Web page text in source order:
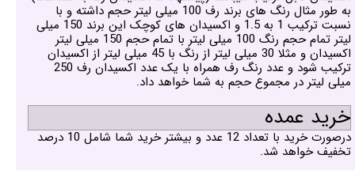
به طور مثال رنگ های برند رف 100 میلی لیتر حجم داشته و با
نسبت ترکیب 1 به 1.5 و اکسیدان های کوچک این برند 150 میلی
لیتر تمام حجم رنگ 100 میلی لیتر با تمام حجم 150 میلی لیتر
اکسیدان و مثلا 30 میلی لیتر از رنگ با 45 میلی لیتر از اکسیدان
ترکیب شود و عدد رنگ رف همراه با یک عدد اکسیدان رف 250
میلی لیتر در مجموع حجم به شما خواهد داد.
خرید عمده
درصورت خرید با تعداد 12 عدد و بیشتر خرید شما شامل 10 درصد
تخفیف خواهد شد.